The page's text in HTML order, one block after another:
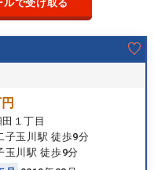
で受け取る
１丁目
子玉川駅 徒歩9分
玉川駅 徒歩9分